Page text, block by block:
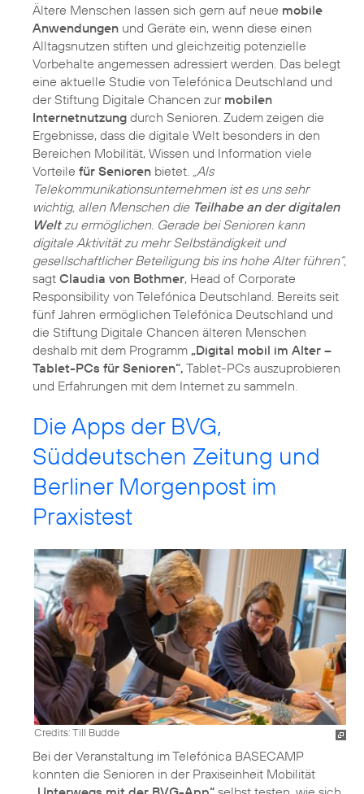
Ältere Menschen lassen sich gern auf neue mobile
Anwendungen und Geräte ein, wenn diese einen
Alltagsnutzen stiften und gleichzeitig potenzielle
Vorbehalte angemessen adressiert werden. Das belegt
eine aktuelle Studie von Telefónica Deutschland und
der Stiftung Digitale Chancen zur mobilen
Internetnutzung durch Senioren. Zudem zeigen die
Ergebnisse, dass die digitale Welt besonders in den
Bereichen Mobilität, Wissen und Information viele
Vorteile für Senioren bietet.
„Als
Telekommunikationsunternehmen ist es uns sehr
wichtig, allen Menschen die Teilhabe an der digitalen
Weltzu ermöglichen. Gerade bei Senioren kann
digitale Aktivität zu mehr Selbständigkeit und
gesellschaftlicher Beteiligung bis ins hohe Alter führen“,
sagt Claudia von Bothmer, Head of Corporate
Responsibility von Telefónica Deutschland. Bereits seit
fünf Jahren ermöglichen Telefónica Deutschland und
die Stiftung Digitale Chancen älteren Menschen
deshalb mit dem Programm „Digital mobil im Alter –
Tablet-PCs für Senioren“, Tablet-PCs auszuprobieren
und Erfahrungen mit dem Internet zu sammeln.
Die Apps der BVG,
Süddeutschen Zeitung und
Berliner Morgenpost im
Praxistest
Credits: Till Budde
Bei der Veranstaltung im Telefónica BASECAMP
konnten die Senioren in der Praxiseinheit Mobilität